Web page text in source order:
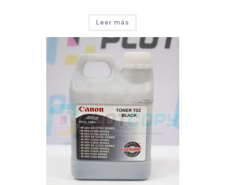
Leer más